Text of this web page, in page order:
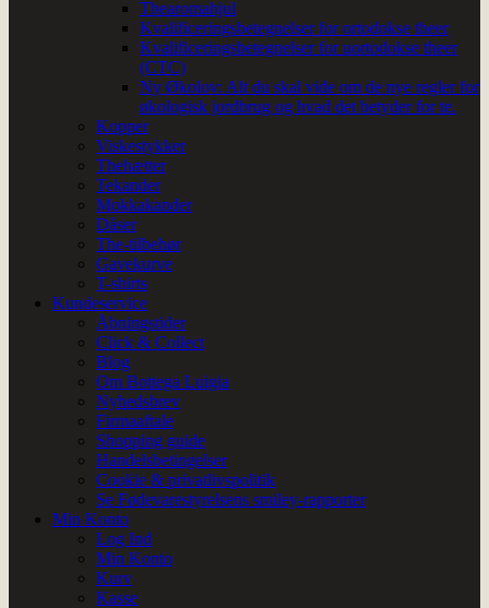
Thearomahjul
Kvalificeringsbetegnelser for ortodokse theer
Kvalificeringsbetegnelser for uortodokse theer
(CTC)
Ny Økolov: Alt du skal vide om de nye regler for
økologisk jordbrug og hvad det betyder for te.
Kopper
Viskestykker
Thehætter
Tekander
Mokkakander
Dåser
The-tilbehør
Gavekurve
T-shirts
Kundeservice
Åbningstider
Click & Collect
Blog
Om Bottega Luigia
Nyhedsbrev
Firmaaftale
Shopping guide
Handelsbetingelser
Cookie & privatlivspolitik
Se Fødevarestyrelsens smiley-rapporter
Min Konto
Log Ind
Min Konto
Kurv
Kasse